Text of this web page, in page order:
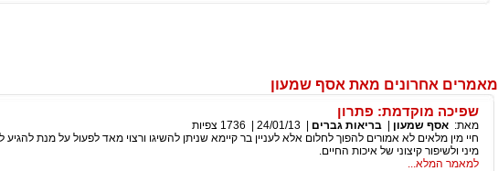
מאמרים אחרונים מאת אסף שמעון
שפיכה מוקדמת: פתרון
מאת: אסף שמעון בריאות גברים 24/01/13
1736 צפיות
חיי מין מלאים לא אמורים להפוך לחלום אלא לעניין בר קיימא שניתן להשיגו ורצוי מאד לפעול על מנת
מיני ולשיפור קיצוני של איכות החיים.
למאמר המלא...